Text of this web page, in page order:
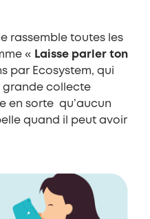
rassemble toutes les
« Laisse parler ton
par Ecosystem, qui
grande collecte
en sorte qu’aucun
quand il peut avoir